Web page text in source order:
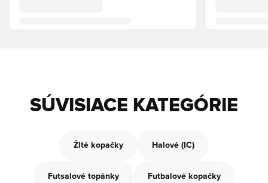
SÚVISIACE KATEGÓRIE
Žlté kopačky Halové (IC)
Futsalové topánky Futbalové kopačky